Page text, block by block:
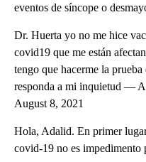
eventos de síncope o
Dr. Huerta yo no me hice
covid19 que me están
tengo que hacerme la
responda a mi inquietud —
August 8, 2021
Hola, Adalid. En primer
covid-19 no es impedimento